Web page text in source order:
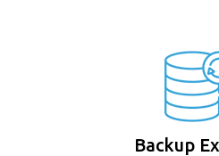
Backup